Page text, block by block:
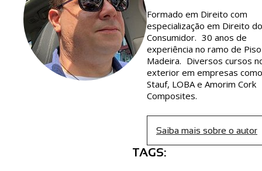
Formado em Direito com
especialização em Direito do
Consumidor. 30 anos de
experiência no ramo de
Madeira. Diversos cursos
exterior em empresas como
Stauf, LOBA e Amorim Cork
Composites.
Saiba mais sobre o autor
TAGS: